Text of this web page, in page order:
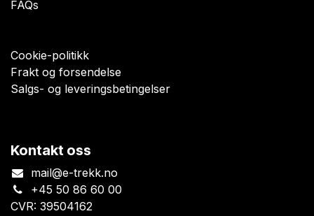
FAQs
Cookie-politikk
Frakt og forsendelse
Salgs- og leveringsbetingelser
Kontakt oss
mail@e-trekk.no
+45 50 86 60 00
CVR: 39504162